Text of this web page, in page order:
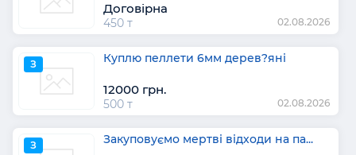
Договірна
450 т 02.08.2026
З Куплю пеллети 6мм дерев?яні
12000 грн.
500 т 02.08.2026
З Закуповуємо мертві відходи на па...